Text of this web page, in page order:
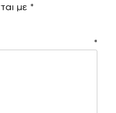
με *
*